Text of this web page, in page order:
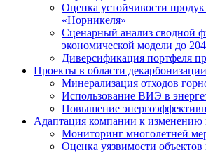
Оценка устойчивости
«Норникеля»
Сценарный анализ сводной
экономической модели до
Диверсификация портфеля
Проекты в области декарбонизации
Минерализация отходов
Использование ВИЭ в
Повышение
Адаптация компании к изменению
Мониторинг многолетней
Оценка уязвимости